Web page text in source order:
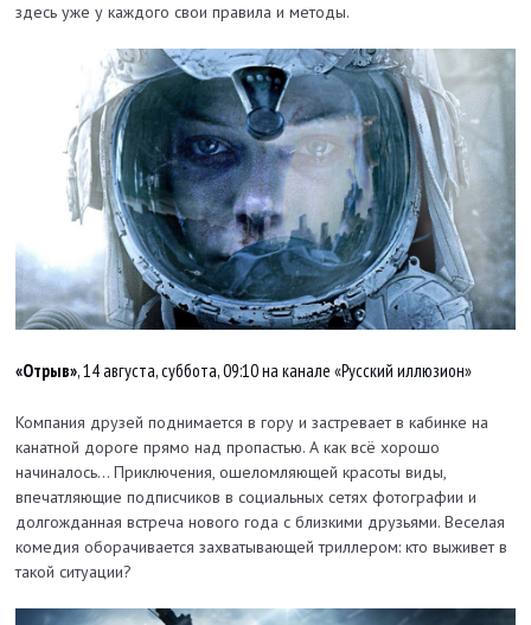
здесь уже у каждого свои правила и методы.
«Отрыв», 14 августа, суббота, 09:10 на канале «Русский иллюзион»
Компания друзей поднимается в гору и застревает в кабинке на
канатной дороге прямо над пропастью. А как всё хорошо
начиналось… Приключения, ошеломляющей красоты виды,
впечатляющие подписчиков в социальных сетях фотографии и
долгожданная встреча нового года с близкими друзьями. Веселая
комедия оборачивается захватывающей триллером: кто выживет в
такой ситуации?